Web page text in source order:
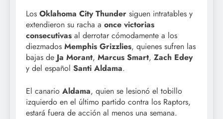
Los Oklahoma City Thunder siguen intratables y
extendieron su racha a once victorias
consecutivas al derrotar cómodamente a los
diezmados Memphis Grizzlies, quienes sufren las
bajas de Ja Morant, Marcus Smart, Zach Edey
y del español Santi Aldama.
El canario Aldama, quien se lesionó el tobillo
izquierdo en el último partido contra los Raptors,
estará fuera de acción al menos una semana.